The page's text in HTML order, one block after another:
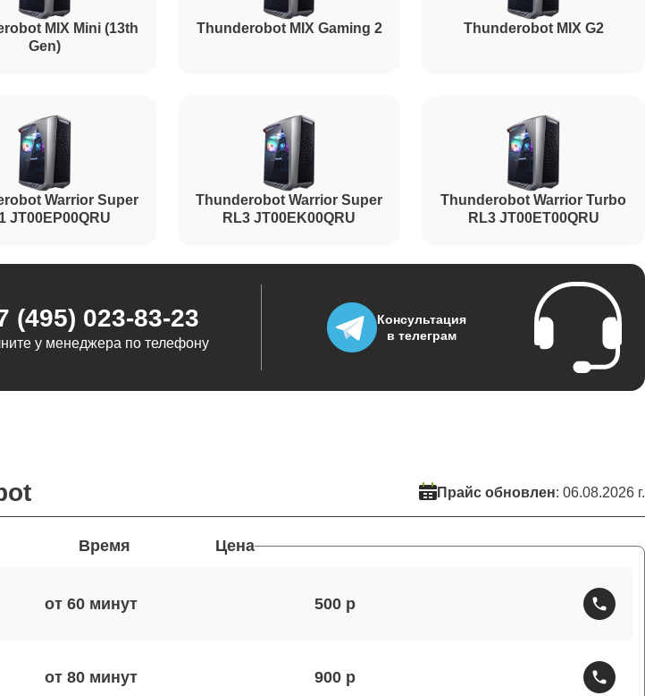
MIX Mini (13th
Gen)
Thunderobot MIX Gaming 2 Thunderobot MIX G2
Warrior Super
JT00EP00QRU
Thunderobot Warrior Super
RL3 JT00EK00QRU
Thunderobot Warrior Turbo
RL3 JT00ET00QRU
(495) 023-83-23
у менеджера по телефону
Консультация
в телеграм
Прайс обновлен: 06.08.2026 г.
Время Цена
от 60 500
от 80 900